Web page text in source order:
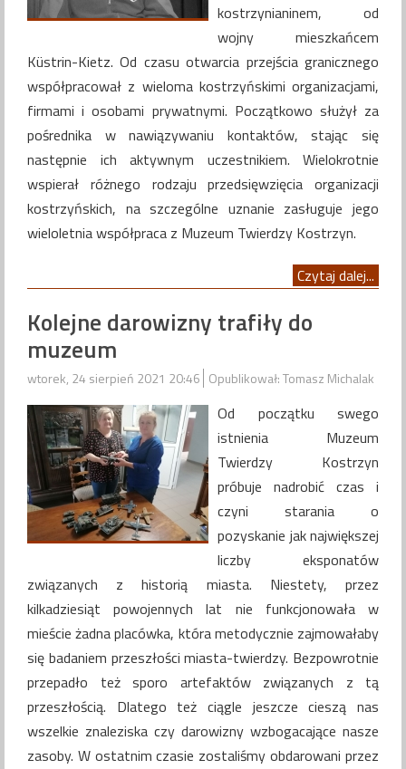
kostrzynianinem, od
wojny mieszkańcem
Küstrin-Kietz. Od czasu otwarcia przejścia granicznego
współpracował z wieloma kostrzyńskimi organizacjami,
firmami i osobami prywatnymi. Początkowo służył za
pośrednika w nawiązywaniu kontaktów, stając się
następnie ich aktywnym uczestnikiem. Wielokrotnie
wspierał różnego rodzaju przedsięwzięcia organizacji
kostrzyńskich, na szczególne uznanie zasługuje jego
wieloletnia współpraca z Muzeum Twierdzy Kostrzyn.
Czytaj dalej...
Kolejne darowizny trafiły do
muzeum
wtorek, 24 sierpień 2021 20:46 Opublikował: Tomasz Michalak
Od początku swego
istnienia Muzeum
Twierdzy Kostrzyn
próbuje nadrobić czas i
czyni starania o
pozyskanie jak największej
liczby eksponatów
związanych z historią miasta. Niestety, przez
kilkadziesiąt powojennych lat nie funkcjonowała w
mieście żadna placówka, która metodycznie zajmowałaby
się badaniem przeszłości miasta-twierdzy. Bezpowrotnie
przepadło też sporo artefaktów związanych z tą
przeszłością. Dlatego też ciągle jeszcze cieszą nas
wszelkie znaleziska czy darowizny wzbogacające nasze
zasoby. W ostatnim czasie zostaliśmy obdarowani przez